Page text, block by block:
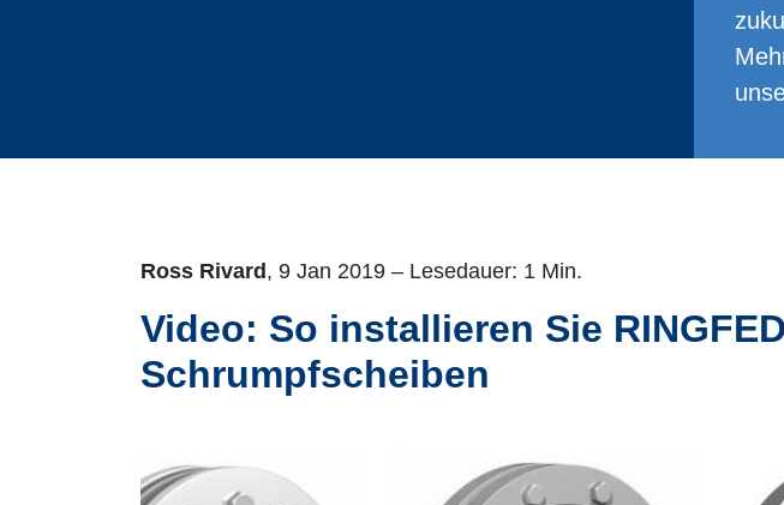
Ross Rivard , 9 Jan 2019 – Lesedauer: 1 Min.
Video: So installieren Sie
Schrumpfscheiben